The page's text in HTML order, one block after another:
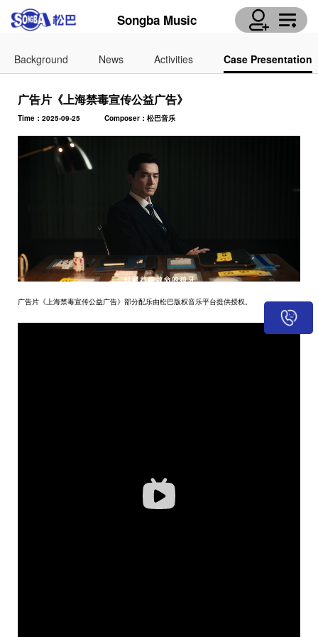
Songba Music
Background News Activities Case Presentation
广告片《上海禁毒宣传公益广告》
Time：2025-09-25 Composer：松巴音乐
广告片《上海禁毒宣传公益广告》部分配乐由松巴版权音乐平台提供授权。